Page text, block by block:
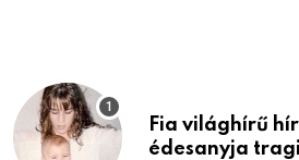
Fia világhírű
édesanyja